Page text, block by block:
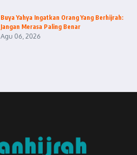
Buya Yahya Ingatkan Orang Yang Berhijrah:
Jangan Merasa Paling Benar
Agu 06, 2026